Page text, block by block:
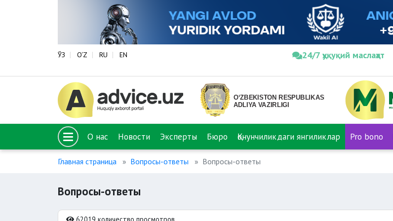
ЎЗ O‘Z RU EN 24/7 ҳуқуқий маслаҳат
О нас Новости Эксперты Бюро Қонунчиликдаги янгиликлар Pro bono
Главная страница Вопросы-ответы Вопросы-ответы
Вопросы-ответы